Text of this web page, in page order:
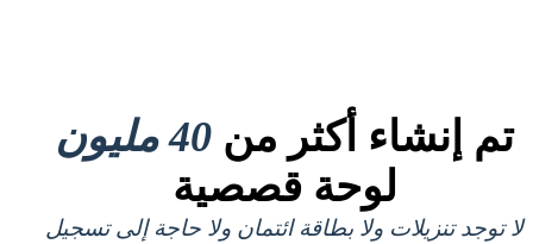
تم إنشاء أكثر من 40 مليون
لوحة قصصية
لا توجد تنزيلات ولا بطاقة ائتمان ولا حاجة إلى تسجيل